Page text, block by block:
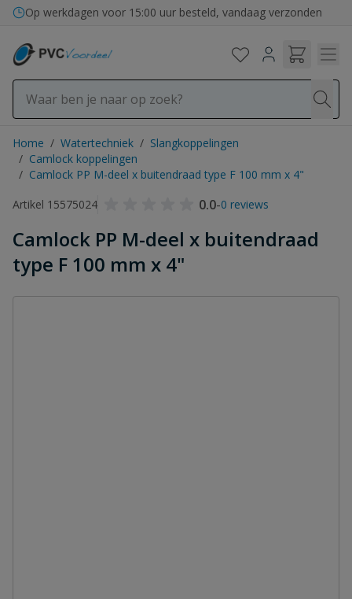
Ga naar de inhoud
Op werkdagen voor 15:00 uur besteld, vandaag verzonden
Home / Watertechniek / Slangkoppelingen
/ Camlock koppelingen
/ Camlock PP M-deel x buitendraad type F 100 mm x 4"
Artikel 15575024
0.0-0 reviews
Camlock PP M-deel x buitendraad
type F 100 mm x 4"